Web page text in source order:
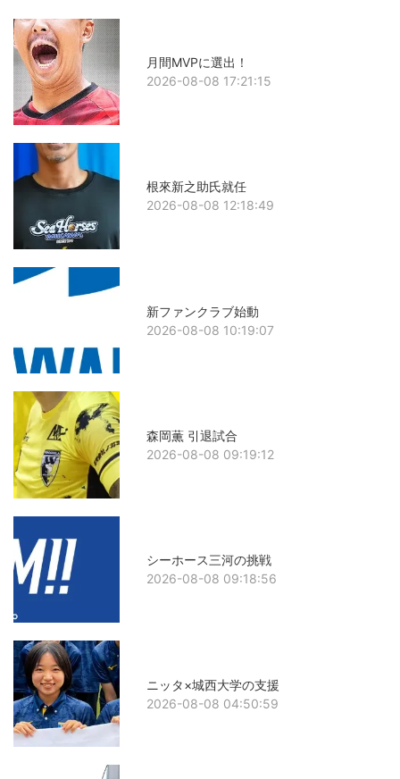
月間MVPに選出！
2026-08-08 17:21:15
根來新之助氏就任
2026-08-08 12:18:49
新ファンクラブ始動
2026-08-08 10:19:07
森岡薫 引退試合
2026-08-08 09:19:12
シーホース三河の挑戦
2026-08-08 09:18:56
ニッタ×城西大学の支援
2026-08-08 04:50:59